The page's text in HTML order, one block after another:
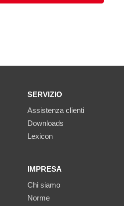
SERVIZIO
Assistenza clienti
Downloads
Lexicon
IMPRESA
Chi siamo
Norme